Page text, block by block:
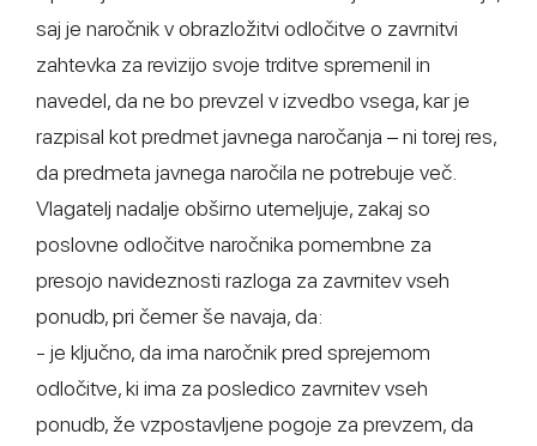
saj je naročnik v obrazložitvi odločitve o zavrnitvi
zahtevka za revizijo svoje trditve spremenil in
navedel, da ne bo prevzel v izvedbo vsega, kar je
razpisal kot predmet javnega naročanja – ni torej res,
da predmeta javnega naročila ne potrebuje več.
Vlagatelj nadalje obširno utemeljuje, zakaj so
poslovne odločitve naročnika pomembne za
presojo navideznosti razloga za zavrnitev vseh
ponudb, pri čemer še navaja, da:
- je ključno, da ima naročnik pred sprejemom
odločitve, ki ima za posledico zavrnitev vseh
ponudb, že vzpostavljene pogoje za prevzem, da